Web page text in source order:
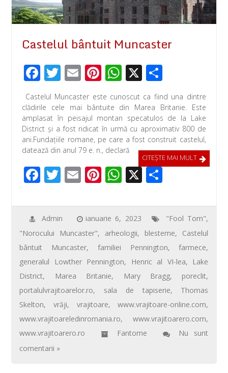
Castelul bântuit Muncaster
F
ac
e
b
o
o
k
T
tt
er
E
ail
Pi
er
e
st
W
at
s
A
p
p
X
ar
ta
je
az
ă
Castelul Muncaster este cunoscut ca fiind una dintre
clădirile cele mai bântuite din Marea Britanie. Este
amplasat în peisajul montan specatulos de la Lake
District şi a fost ridicat în urmă cu aproximativ 800 de
ani.Fundaţiile romane, pe care a fost construit castelul,
datează din anul 79 e. n., declară
CITEŞTE MAI MULT
F
e
b
o
o
k
T
tt
er
E
ail
Pi
er
e
st
W
at
s
A
p
p
X
ta
je
az
ă
Admin ianuarie 6, 2023 "Fool Tom",
"Norocului Muncaster", arheologii, blesteme, Castelul
bântuit Muncaster, familiei Pennington,farmece,
generalul Lowther Pennington, Henric al VI-lea, Lake
District, Marea Britanie, Mary Bragg, poreclit,
portalulvrajitoarelor.ro, sala de tapiserie, Thomas
Skelton,vrăji, vrajitoare,www.vrajitoare-online.com,
www.vrajitoareledinromania.ro,www.vrajitoarero.com,
www.vrajitoarero.ro
Fantome
Nu sunt
comentarii »